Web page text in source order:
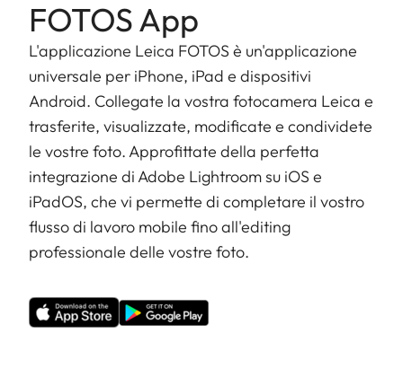
FOTOS App
L'applicazione Leica FOTOS è un'applicazione
universale per iPhone, iPad e dispositivi
Android. Collegate la vostra fotocamera Leica e
trasferite, visualizzate, modificate e condividete
le vostre foto. Approfittate della perfetta
integrazione di Adobe Lightroom su iOS e
iPadOS, che vi permette di completare il vostro
flusso di lavoro mobile fino all'editing
professionale delle vostre foto.